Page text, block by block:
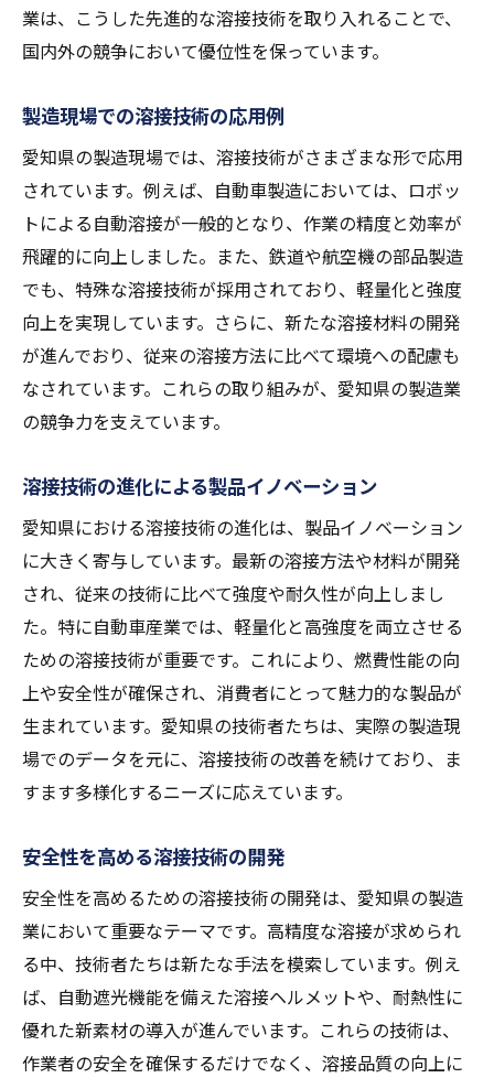
業は、こうした先進的な溶接技術を取り入れることで、
国内外の競争において優位性を保っています。
製造現場での溶接技術の応用例
愛知県の製造現場では、溶接技術がさまざまな形で応用
されています。例えば、自動車製造においては、ロボッ
トによる自動溶接が一般的となり、作業の精度と効率が
飛躍的に向上しました。また、鉄道や航空機の部品製造
でも、特殊な溶接技術が採用されており、軽量化と強度
向上を実現しています。さらに、新たな溶接材料の開発
が進んでおり、従来の溶接方法に比べて環境への配慮も
なされています。これらの取り組みが、愛知県の製造業
の競争力を支えています。
溶接技術の進化による製品イノベーション
愛知県における溶接技術の進化は、製品イノベーション
に大きく寄与しています。最新の溶接方法や材料が開発
され、従来の技術に比べて強度や耐久性が向上しまし
た。特に自動車産業では、軽量化と高強度を両立させる
ための溶接技術が重要です。これにより、燃費性能の向
上や安全性が確保され、消費者にとって魅力的な製品が
生まれています。愛知県の技術者たちは、実際の製造現
場でのデータを元に、溶接技術の改善を続けており、ま
すます多様化するニーズに応えています。
安全性を高める溶接技術の開発
安全性を高めるための溶接技術の開発は、愛知県の製造
業において重要なテーマです。高精度な溶接が求められ
る中、技術者たちは新たな手法を模索しています。例え
ば、自動遮光機能を備えた溶接ヘルメットや、耐熱性に
優れた新素材の導入が進んでいます。これらの技術は、
作業者の安全を確保するだけでなく、溶接品質の向上に